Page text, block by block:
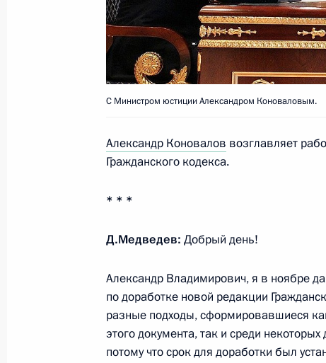
Перечень поручений по итогам
и гражданское общество»
17 марта 2015 года, 17:00
человека
Заседание президиума Совета по
Перечень поручений по итогам
местного самоуправления
С Министром юстиции Александром Коноваловым.
Александр Коновалов возглавляет
Гражданского кодекса.
* * *
Д.Медведев: Добрый день!
Александр Владимирович, я в ноябре
по доработке новой редакции
разные подходы, сформировавшиеся
этого документа, так и среди
потому что срок для доработки был